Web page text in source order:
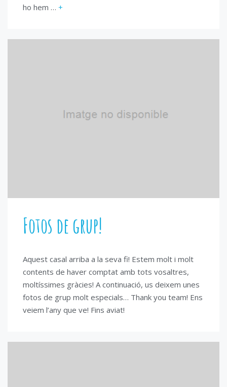
ho hem … +
Fotos de grup!
Aquest casal arriba a la seva fi! Estem molt i molt
contents de haver comptat amb tots vosaltres,
moltíssimes gràcies! A continuació, us deixem unes
fotos de grup molt especials… Thank you team! Ens
veiem l’any que ve! Fins aviat!